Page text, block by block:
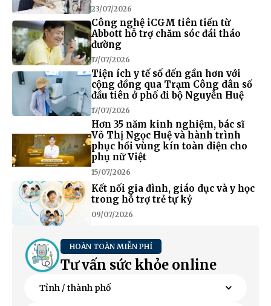
23/07/2026
Công nghệ iCGM tiên tiến từ
Abbott hỗ trợ chăm sóc đái tháo
đường
17/07/2026
Tiện ích y tế số đến gần hơn với
cộng đồng qua Trạm Công dân số
đầu tiên ở phố đi bộ Nguyễn Huệ
17/07/2026
Hơn 35 năm kinh nghiệm, bác sĩ
Võ Thị Ngọc Huệ và hành trình
phục hồi vùng kín toàn diện cho
phụ nữ Việt
15/07/2026
Kết nối gia đình, giáo dục và y học
trong hỗ trợ trẻ tự kỷ
09/07/2026
HOÀN TOÀN MIỄN PHÍ
Tư vấn sức khỏe online